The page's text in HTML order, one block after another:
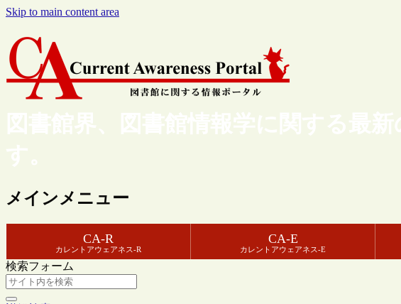
Skip to main content area
図書館界、図書館情報学に関する最
す。
メインメニュー
CA-R
カレントアウェアネス-R
CA-E
カレントアウェアネス-E
検索フォーム